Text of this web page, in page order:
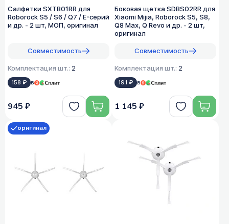
Cалфетки SXTB01RR для
Roborock S5 / S6 / Q7 / E-серий
и др. - 2 шт, МОП, оригинал
Совместимость
Комплектация шт.: 2
158 ₽ в
945 ₽
Боковая щетка SDBS02RR для
Xiaomi Mijia, Roborock S5, S8,
Q8 Max, Q Revo и др. - 2 шт,
оригинал
Совместимость
Комплектация шт.: 2
191 ₽ в
1 145 ₽
оригинал